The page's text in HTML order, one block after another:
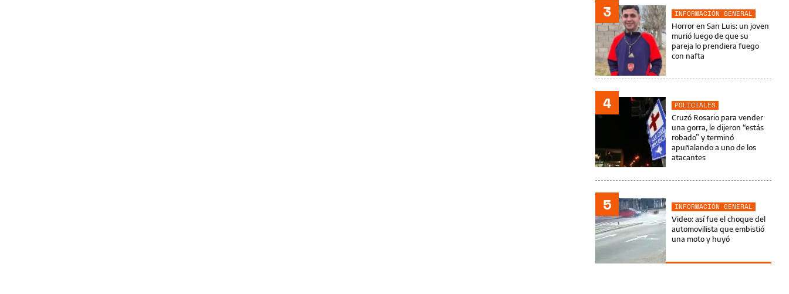
3
INFORMACIÓN GENERAL
Horror en San Luis: un joven
murió luego de que su
pareja lo prendiera fuego
con nafta
4
POLICIALES
Cruzó Rosario para vender
una gorra, le dijeron “estás
robado” y terminó
apuñalando a uno de los
atacantes
5
INFORMACIÓN GENERAL
Video: así fue el choque del
automovilista que embistió
una moto y huyó